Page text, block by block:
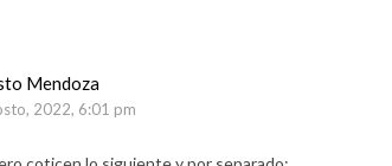
Mendoza
2022, 6:01 pm